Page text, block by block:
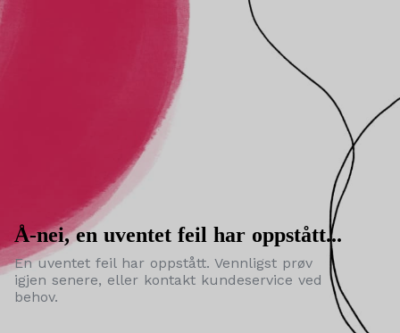
Å-nei, en uventet feil har oppstått...
En uventet feil har oppstått. Vennligst prøv
igjen senere, eller kontakt kundeservice ved
behov.